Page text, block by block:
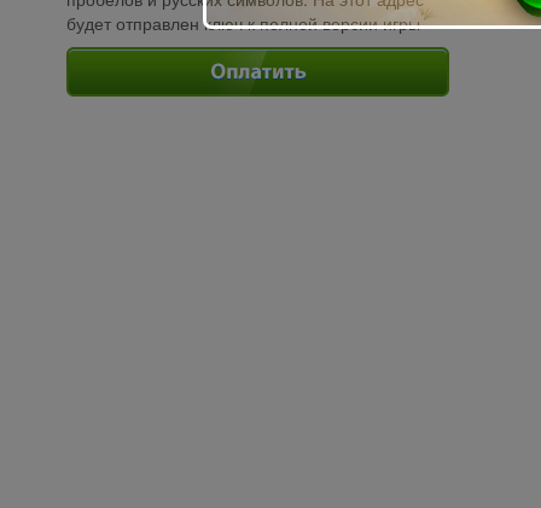
будет отправлен ключ к полной версии игры